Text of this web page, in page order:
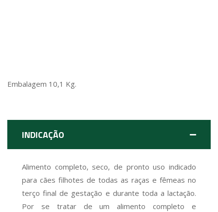
Embalagem 10,1 Kg.
INDICAÇÃO
Alimento completo, seco, de pronto uso indicado
para cães filhotes de todas as raças e fêmeas no
terço final de gestação e durante toda a lactação.
Por se tratar de um alimento completo e